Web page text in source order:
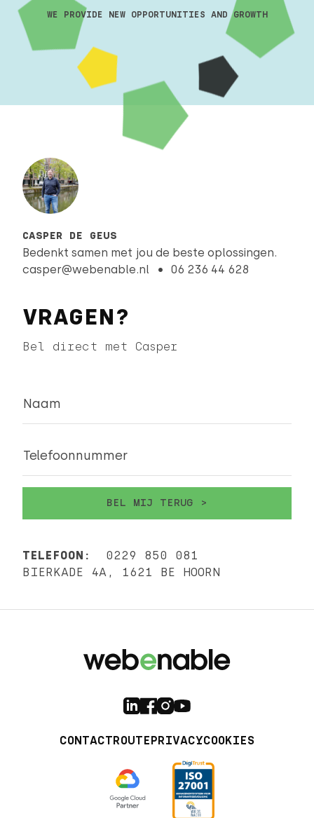
WE PROVIDE NEW OPPORTUNITIES AND GROWTH
CASPER DE GEUS
Bedenkt samen met jou de beste oplossingen.
casper@webenable.nl
06 236 44 628
VRAGEN?
Bel direct met Casper
Naam
Telefoonnummer
TELEFOON:
0229 850 081
BIERKADE 4A, 1621 BE HOORN
CONTACTROUTEPRIVACYCOOKIES